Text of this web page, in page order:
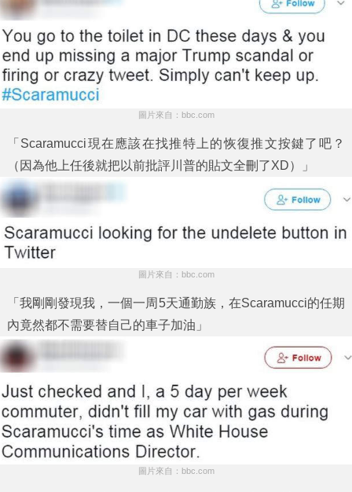
圖片來自：bbc.com
「Scaramucci現在應該在找推特上的恢復推文按鍵了吧？
（因為他上任後就把以前批評川普的貼文全刪了XD）」
圖片來自：bbc.com
「我剛剛發現我，一個一周5天通勤族，在Scaramucci的任期
內竟然都不需要替自己的車子加油」
圖片來自：bbc.com